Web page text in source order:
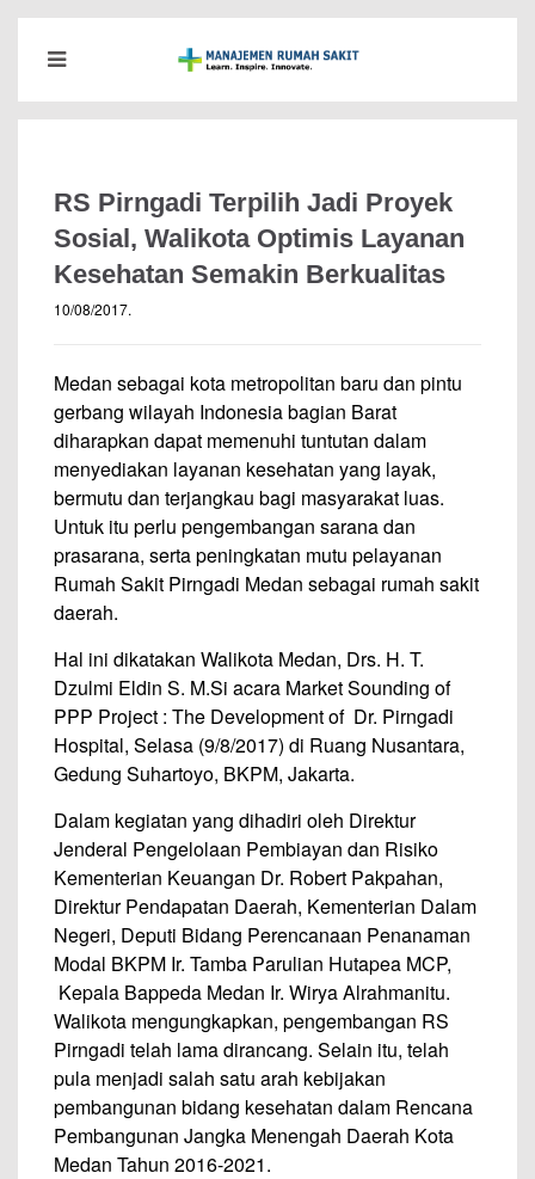
RS Pirngadi Terpilih Jadi Proyek
Sosial, Walikota Optimis Layanan
Kesehatan Semakin Berkualitas
10/08/2017.
Medan sebagai kota metropolitan baru dan pintu
gerbang wilayah Indonesia bagian Barat
diharapkan dapat memenuhi tuntutan dalam
menyediakan layanan kesehatan yang layak,
bermutu dan terjangkau bagi masyarakat luas.
Untuk itu perlu pengembangan sarana dan
prasarana, serta peningkatan mutu pelayanan
Rumah Sakit Pirngadi Medan sebagai rumah sakit
daerah.
Hal ini dikatakan Walikota Medan, Drs. H. T.
Dzulmi Eldin S. M.Si acara Market Sounding of
PPP Project : The Development of Dr. Pirngadi
Hospital, Selasa (9/8/2017) di Ruang Nusantara,
Gedung Suhartoyo, BKPM, Jakarta.
Dalam kegiatan yang dihadiri oleh Direktur
Jenderal Pengelolaan Pembiayan dan Risiko
Kementerian Keuangan Dr. Robert Pakpahan,
Direktur Pendapatan Daerah, Kementerian Dalam
Negeri, Deputi Bidang Perencanaan Penanaman
Modal BKPM Ir. Tamba Parulian Hutapea MCP,
Kepala Bappeda Medan Ir. Wirya Alrahmanitu.
Walikota mengungkapkan, pengembangan RS
Pirngadi telah lama dirancang. Selain itu, telah
pula menjadi salah satu arah kebijakan
pembangunan bidang kesehatan dalam Rencana
Pembangunan Jangka Menengah Daerah Kota
Medan Tahun 2016-2021.